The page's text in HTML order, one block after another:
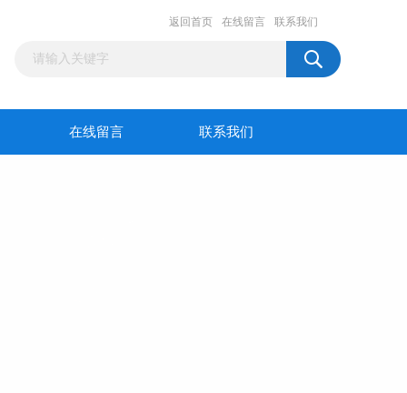
返回首页 在线留言 联系我们
在线留言 联系我们